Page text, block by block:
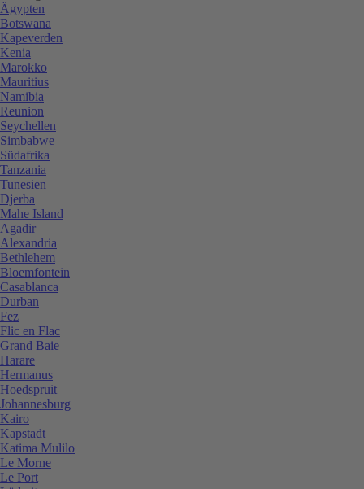
Ägypten
Botswana
Kapeverden
Kenia
Marokko
Mauritius
Namibia
Reunion
Seychellen
Simbabwe
Südafrika
Tanzania
Tunesien
Djerba
Mahe Island
Agadir
Alexandria
Bethlehem
Bloemfontein
Casablanca
Durban
Fez
Flic en Flac
Grand Baie
Harare
Hermanus
Hoedspruit
Johannesburg
Kairo
Kapstadt
Katima Mulilo
Le Morne
Le Port